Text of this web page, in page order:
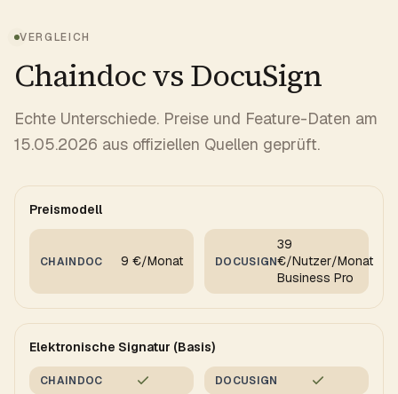
VERGLEICH
Chaindoc vs DocuSign
Echte Unterschiede. Preise und Feature-Daten am
15.05.2026 aus offiziellen Quellen geprüft.
Preismodell
CHAINDOC 9 €/Monat DOCUSIGN
39
€/Nutzer/Monat
Business Pro
Elektronische Signatur (Basis)
CHAINDOC DOCUSIGN